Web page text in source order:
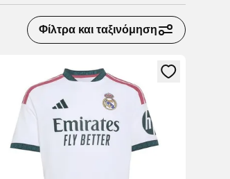
Φίλτρα και ταξινόμηση
ως μέλος
ένα Modal για να συνδεθείτε ή να